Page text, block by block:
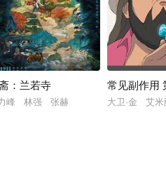
尔曼
：兰若寺
峰 林强 张赫
常见副作用
大卫·金 艾